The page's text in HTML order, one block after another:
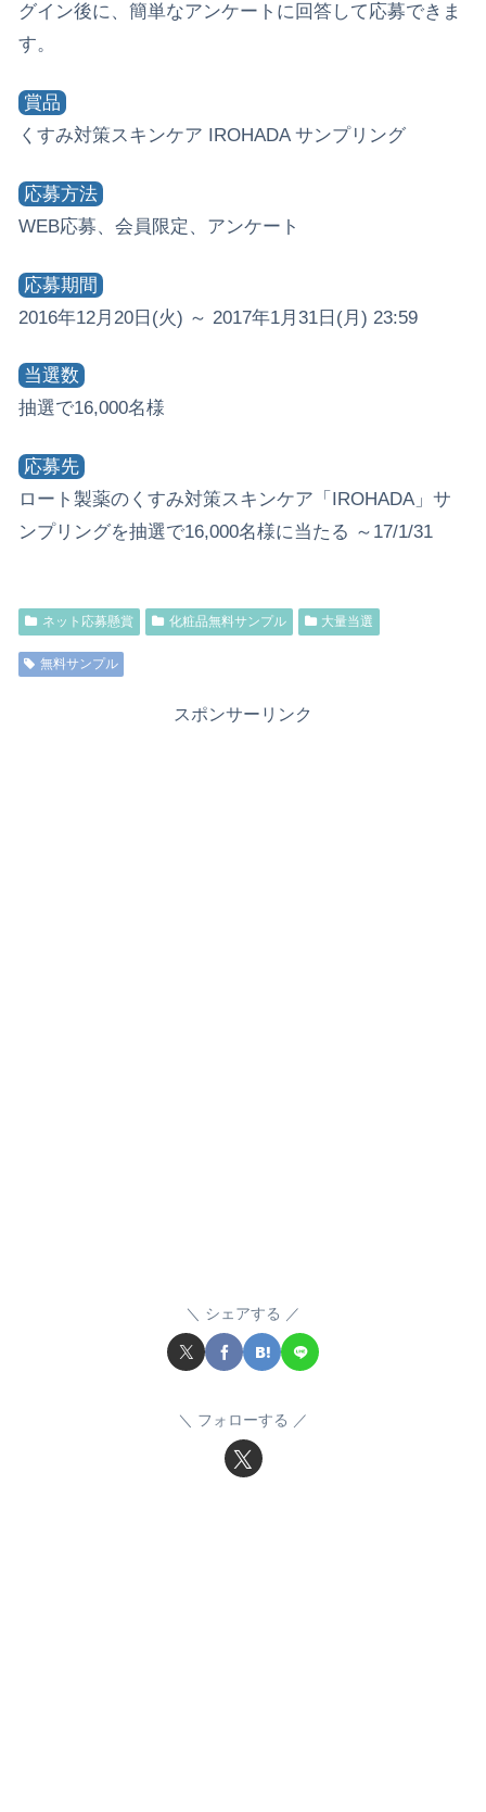
グイン後に、簡単なアンケートに回答して応募できま
す。
賞品
くすみ対策スキンケア IROHADA サンプリング
応募方法
WEB応募、会員限定、アンケート
応募期間
2016年12月20日(火) ～ 2017年1月31日(月) 23:59
当選数
抽選で16,000名様
応募先
ロート製薬のくすみ対策スキンケア「IROHADA」サ
ンプリングを抽選で16,000名様に当たる ～17/1/31
ネット応募懸賞 化粧品無料サンプル 大量当選
無料サンプル
スポンサーリンク
シェアする
フォローする